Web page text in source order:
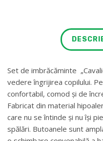
Set de imbrăcăminte
vedere îngrijirea copilului.
confortabil, comod și de
Fabricat din material
care nu se întinde și nu își
spălări. Butoanele sunt